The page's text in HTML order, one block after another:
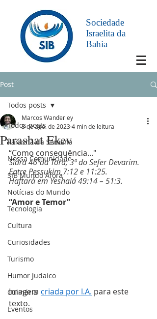
Sociedade
Israelita da
Bahia
Post
Todos posts
Parashá da Semana
Nossa Comunidade
SIB Mundo Afora
Notícias do Mundo
Tecnologia
Cultura
Curiosidades
Turismo
Humor Judaico
Culinária
Eventos
Todos posts
Parashat Ekev
Marcos Wanderley
3 de ago. de 2023 4 min de leitura
“Como consequência..."
Sidra 46ªda Torá; 3º do Sefer Devarim.
Entre Pessukim 7:12 e 11:25.
Haftará em Yeshaiá 49:14 – 51:3.
“Amor e Temor”
Imagem criada por I.A. para este
texto.